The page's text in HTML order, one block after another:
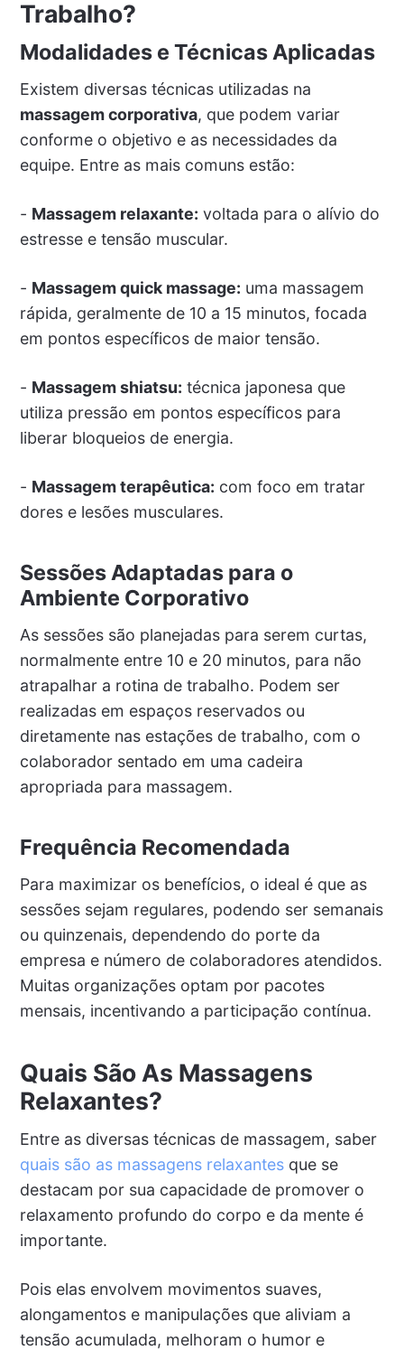
Trabalho?
Modalidades e Técnicas Aplicadas
Existem diversas técnicas utilizadas na
massagem corporativa, que podem variar
conforme o objetivo e as necessidades da
equipe. Entre as mais comuns estão:
- Massagem relaxante: voltada para o alívio do
estresse e tensão muscular.
- Massagem quick massage: uma massagem
rápida, geralmente de 10 a 15 minutos, focada
em pontos específicos de maior tensão.
- Massagem shiatsu: técnica japonesa que
utiliza pressão em pontos específicos para
liberar bloqueios de energia.
- Massagem terapêutica: com foco em tratar
dores e lesões musculares.
Sessões Adaptadas para o
Ambiente Corporativo
As sessões são planejadas para serem curtas,
normalmente entre 10 e 20 minutos, para não
atrapalhar a rotina de trabalho. Podem ser
realizadas em espaços reservados ou
diretamente nas estações de trabalho, com o
colaborador sentado em uma cadeira
apropriada para massagem.
Frequência Recomendada
Para maximizar os benefícios, o ideal é que as
sessões sejam regulares, podendo ser semanais
ou quinzenais, dependendo do porte da
empresa e número de colaboradores atendidos.
Muitas organizações optam por pacotes
mensais, incentivando a participação contínua.
Quais São As Massagens
Relaxantes?
Entre as diversas técnicas de massagem, saber
quais são as massagens relaxantesque se
destacam por sua capacidade de promover o
relaxamento profundo do corpo e da mente é
importante.
Pois elas envolvem movimentos suaves,
alongamentos e manipulações que aliviam a
tensão acumulada, melhoram o humor e